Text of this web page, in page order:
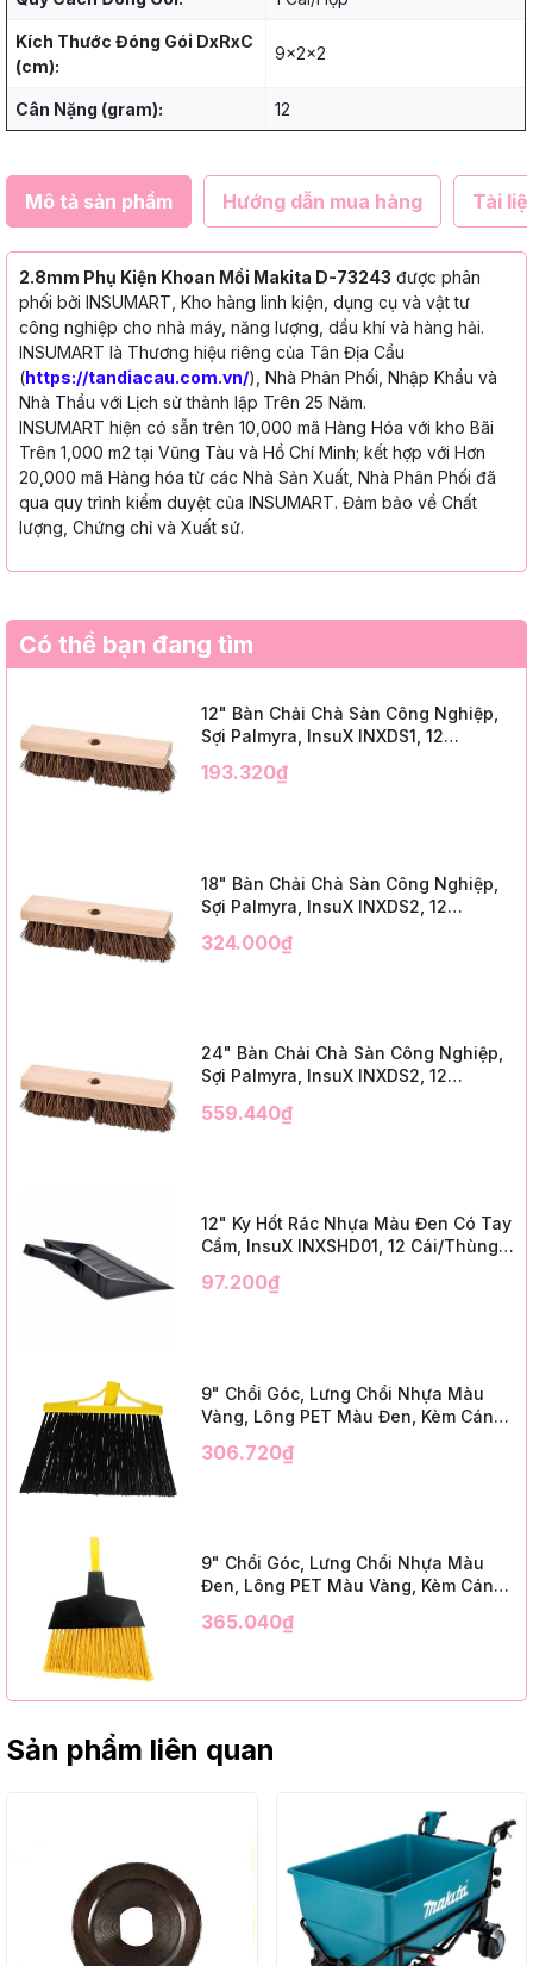
Kích Thước Đóng Gói DxRxC
(cm):
9x2x2
Cân Nặng (gram): 12
Mô tả sản phẩm Hướng dẫn mua hàng Tài
2.8mm Phụ Kiện Khoan Mồi Makita D-73243 được phân
phối bởi INSUMART, Kho hàng linh kiện, dụng cụ và vật tư
công nghiệp cho nhà máy, năng lượng, dầu khí và hàng hải.
INSUMART là Thương hiệu riêng của Tân Địa Cầu
(https://tandiacau.com.vn/), Nhà Phân Phối, Nhập Khẩu và
Nhà Thầu với Lịch sử thành lập Trên 25 Năm.
INSUMART hiện có sẵn trên 10,000 mã Hàng Hóa với kho Bãi
Trên 1,000 m2 tại Vũng Tàu và Hồ Chí Minh; kết hợp với Hơn
20,000 mã Hàng hóa từ các Nhà Sản Xuất, Nhà Phân Phối đã
qua quy trình kiểm duyệt của INSUMART. Đảm bảo về Chất
lượng, Chứng chỉ và Xuất sứ.
Có thể bạn đang tìm
12" Bàn Chải Chà Sàn Công Nghiệp,
Sợi Palmyra, InsuX INXDS1, 12
Trim)
193.320₫
18" Bàn Chải Chà Sàn Công Nghiệp,
Sợi Palmyra, InsuX INXDS2, 12
Trim)
324.000₫
24" Bàn Chải Chà Sàn Công Nghiệp,
Sợi Palmyra, InsuX INXDS2, 12
3" Trim)
559.440₫
12" Ky Hốt Rác Nhựa Màu Đen Có Tay
Cầm, InsuX INXSHD01, 12 Cái/Thùng,
Black Plastic)
97.200₫
9" Chổi Góc, Lưng Chổi Nhựa Màu
Vàng, Lông PET Màu Đen, Kèm Cán
12 Bộ/Thùng (9" Angle Broom, Yellow
306.720₫
9" Chổi Góc, Lưng Chổi Nhựa Màu
Đen, Lông PET Màu Vàng, Kèm Cán
12 Bộ/Thùng (9" Angle Broom, Black
365.040₫
Sản phẩm liên quan